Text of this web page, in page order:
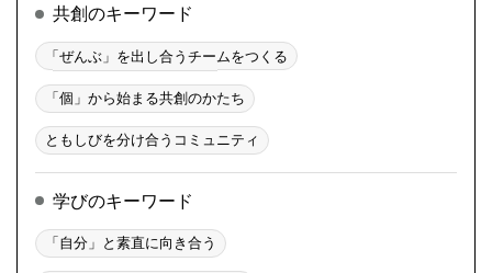
共創のキーワード
「ぜんぶ」を出し合うチームをつくる
「個」から始まる共創のかたち
ともしびを分け合うコミュニティ
学びのキーワード
「自分」と素直に向き合う